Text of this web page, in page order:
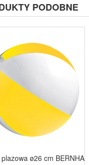
PODOBNE
ø26 cm BERNHARD